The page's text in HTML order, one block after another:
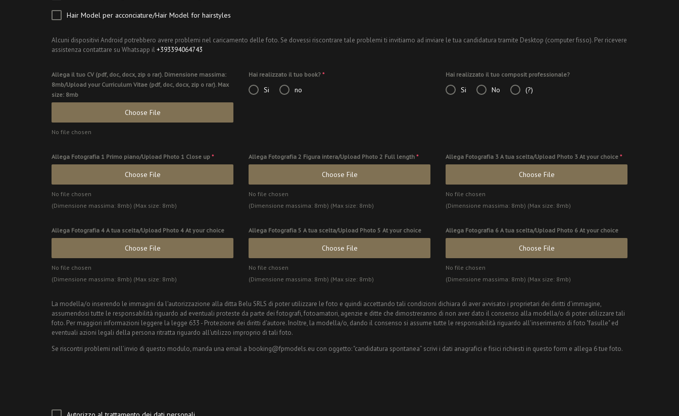
Hair Model per acconciature/Hair Model for hairstyles
Alcuni dispositivi Android potrebbero avere problemi nel caricamento delle foto. Se dovessi riscontrare tale problemi ti invitiamo ad inviare le tua candidatura tramite Desktop (computer fisso). Per ricevere
assistenza contattare su Whatsapp il+393394064743
Allega il tuo CV (pdf, doc, docx, zip o rar). Dimensione massima:
8mb/Upload your Curriculum Vitae (pdf, doc, docx, zip o rar). Max
size: 8mb
Choose File
No file chosen
Hai realizzato il tuo book? *
Si no
Hai realizzato il tuo composit professionale?
Si No (?)
Allega Fotografia 1 Primo piano/Upload Photo 1 Close up *
Choose File
No file chosen
(Dimensione massima: 8mb) (Max size: 8mb)
Allega Fotografia 2 Figura intera/Upload Photo 2 Full length *
Choose File
No file chosen
(Dimensione massima: 8mb) (Max size: 8mb)
Allega Fotografia 3 A tua scelta/Upload Photo 3 At your choice *
Choose File
No file chosen
(Dimensione massima: 8mb) (Max size: 8mb)
Allega Fotografia 4 A tua scelta/Upload Photo 4 At your choice
Choose File
No file chosen
(Dimensione massima: 8mb) (Max size: 8mb)
Allega Fotografia 5 A tua scelta/Upload Photo 5 At your choice
Choose File
No file chosen
(Dimensione massima: 8mb) (Max size: 8mb)
Allega Fotografia 6 A tua scelta/Upload Photo 6 At your choice
Choose File
No file chosen
(Dimensione massima: 8mb) (Max size: 8mb)
La modella/o inserendo le immagini da l'autorizzazione alla ditta Belu SRLS di poter utilizzare le foto e quindi accettando tali condizioni dichiara di aver avvisato i proprietari dei diritti d'immagine,
assumendosi tutte le responsabilità riguardo ad eventuali proteste da parte dei fotografi, fotoamatori, agenzie e ditte che dimostreranno di non aver dato il consenso alla modella/o di poter utilizzare tali
foto. Per maggiori informazioni leggere la legge 633 - Protezione dei diritti d'autore. Inoltre, la modella/o, dando il consenso si assume tutte le responsabilità riguardo all'inserimento di foto "fasulle" ed
eventuali azioni legali della persona ritratta riguardo all'utilizzo improprio di tali foto.
Se riscontri problemi nell’invio di questo modulo, manda una email a booking@fpmodels.eu con oggetto: "candidatura spontanea” scrivi i dati anagrafici e fisici richiesti in questo form e allega 6 tue foto.